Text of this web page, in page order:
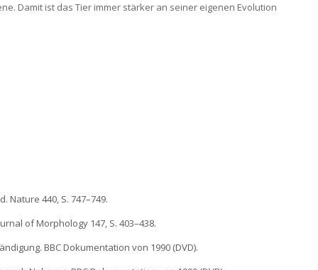
Damit ist das Tier immer stärker an seiner eigenen Evolution
Nature 440, S. 747–749.
of Morphology 147, S. 403–438.
BBC Dokumentation von 1990 (DVD).